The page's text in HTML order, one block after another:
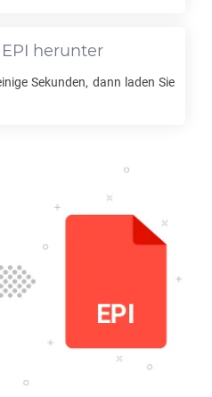
EPI herunter
Sekunden, dann laden Sie